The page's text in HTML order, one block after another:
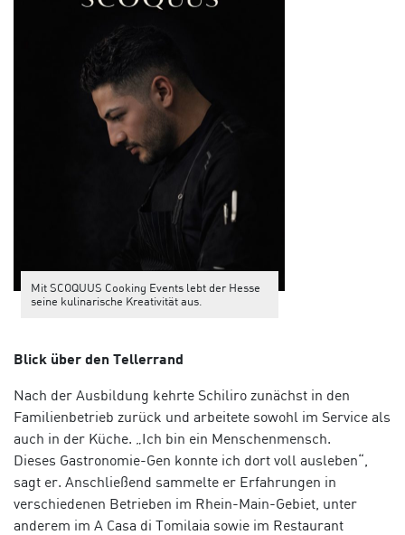
Mit SCOQUUS Cooking Events lebt der Hesse
seine kulinarische Kreativität aus.
Blick über den Tellerrand
Nach der Ausbildung kehrte Schiliro zunächst in den
Familienbetrieb zurück und arbeitete sowohl im Service als
auch in der Küche. „Ich bin ein Menschenmensch.
Dieses Gastronomie-Gen konnte ich dort voll ausleben“,
sagt er. Anschließend sammelte er Erfahrungen in
verschiedenen Betrieben im Rhein-Main-Gebiet, unter
anderem im A Casa di Tomilaia sowie im Restaurant